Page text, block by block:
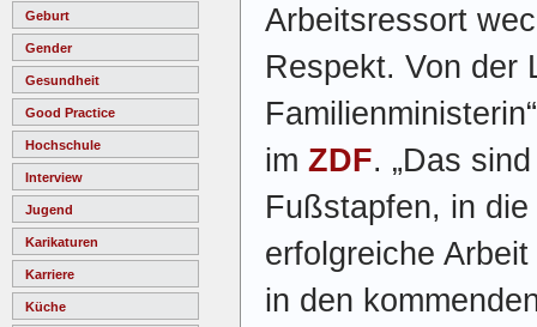
Geburt
Gender
Gesundheit
Good Practice
Hochschule
Interview
Jugend
Karikaturen
Karriere
Küche
Arbeitsressort
Respekt. Von der
im ZDF. „Das
Fußstapfen, in
erfolgreiche
in den